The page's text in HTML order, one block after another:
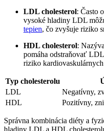
LDL cholesterol: Často
vysoké hladiny LDL
tepien, čo zvyšuje riziko
HDL cholesterol:
pomáha odstraňovať
riziko
Typ cholesterolu
LDL
Negatívny,
HDL
Pozitívny,
Správna kombinácia diéty a